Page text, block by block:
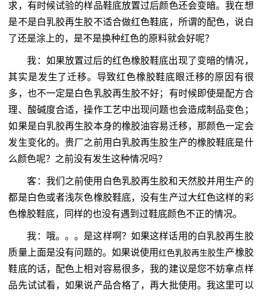
求，有时候试验的样品鞋底放置过后颜色还会变暗。我在想
是不是白乳胶再生胶不适合做红色鞋底，所谓的配色，说白
了还是涂上的，是不是换种红色的原料就会好呢？
我：如果放置过后的红色橡胶鞋底出现了变暗的情况，
其实是发生了迁移。导致红色橡胶鞋底眼迁移的原因有很
多，也不一定是白色乳胶再生胶不好；有时候即使是配方合
理、酸碱度合适，操作工艺中出现问题也会造成制品变色；
如果是白乳胶再生胶本身的橡胶油容易迁移，那颜色一定会
发生变化的。贵厂之前用白乳胶再生胶生产的橡胶鞋底是什
么颜色呢？之前没有发生这种情况吗？
客：我们之前使用白色乳胶再生胶和天然胶并用生产的
都是白色或者浅灰色橡胶鞋底，没有生产过大红色这样的彩
色橡胶鞋底，同样的也没有遇到过鞋底颜色不正的情况。
我：哦。。。是这样啊？如果这样话用的白乳胶再生胶
质量上面是没有问题的。如果说使用红色乳胶再生胶生产橡胶
鞋底的话，配色上相对容易很多，我的建议是您不妨拿点样
品先试试看，如果说产品合格了，再大批使用。我这里可以